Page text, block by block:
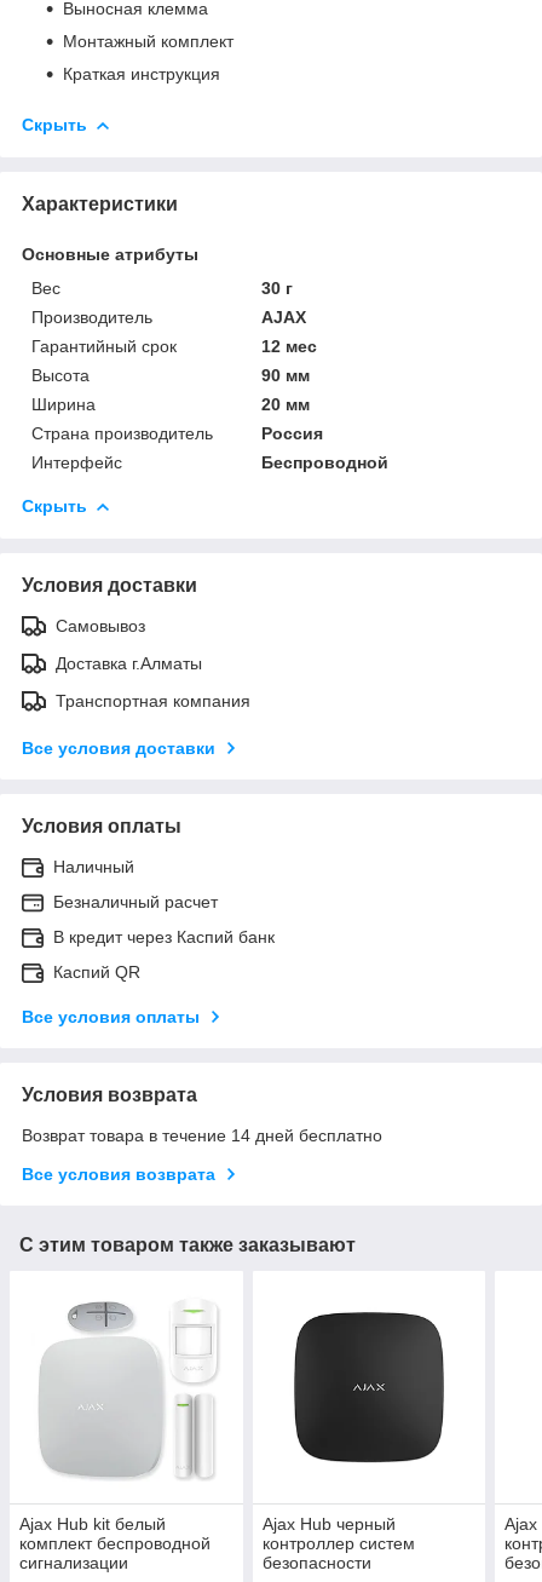
Выносная клемма
Монтажный комплект
Краткая инструкция
Скрыть
Характеристики
Основные атрибуты
Вес
30 г
Производитель
AJAX
Гарантийный срок
12 мес
Высота
90 мм
Ширина
20 мм
Страна производитель
Россия
Интерфейс
Беспроводной
Скрыть
Условия доставки
Самовывоз
Доставка г.Алматы
Транспортная компания
Все условия доставки
Условия оплаты
Наличный
Безналичный расчет
В кредит через Каспий банк
Каспий QR
Все условия оплаты
Условия возврата
Возврат товара в течение 14 дней бесплатно
Все условия возврата
С этим товаром также заказывают
Ajax Hub kit белый
комплект беспроводной
сигнализации
Ajax Hub черный
контроллер систем
безопасности